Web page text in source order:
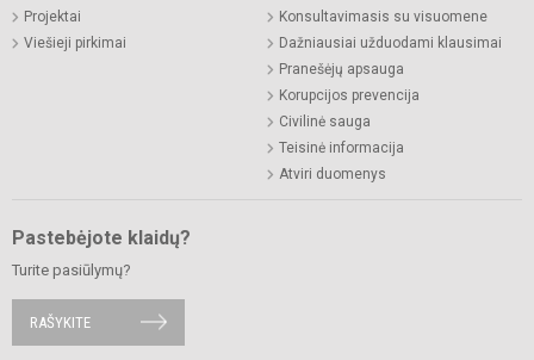
Projektai
Viešieji pirkimai
Konsultavimasis su visuomene
Dažniausiai užduodami klausimai
Pranešėjų apsauga
Korupcijos prevencija
Civilinė sauga
Teisinė informacija
Atviri duomenys
Pastebėjote klaidų?
Turite pasiūlymų?
RAŠYKITE